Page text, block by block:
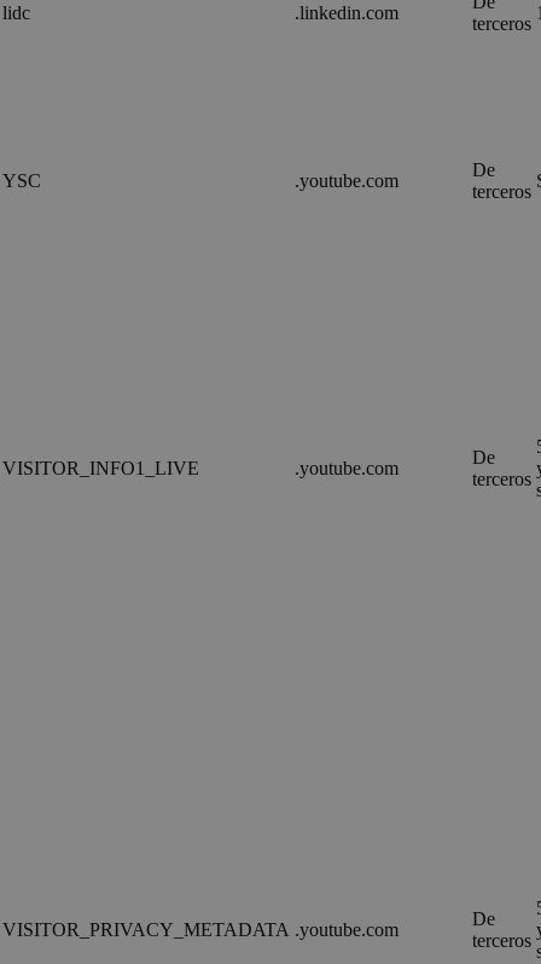
lidc .linkedin.com
terceros
YSC .youtube.com
De
terceros
VISITOR_INFO1_LIVE .youtube.com
De
terceros
VISITOR_PRIVACY_METADATA .youtube.com
De
terceros